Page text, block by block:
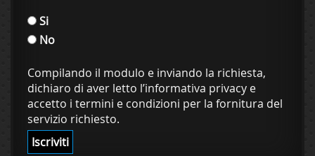
Si
No
Compilando il modulo e inviando la richiesta,
dichiaro di aver letto l’informativa privacy e
accetto i termini e condizioni per la fornitura del
servizio richiesto.